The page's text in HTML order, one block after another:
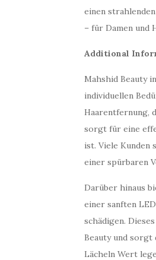
einen
– für Damen und
Additional
Mahshid Beauty
individuellen
Haarentfernung,
sorgt für eine
ist. Viele Kunden
einer spürbaren
Darüber hinaus
einer sanften
schädigen.
Beauty und sorgt
Lächeln Wert